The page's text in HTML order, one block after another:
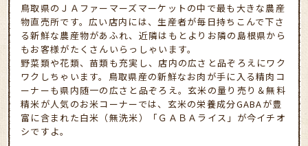
鳥取県のＪＡファーマーズマーケットの中で最も大きな農産
物直売所です。広い店内には、生産者が毎日持ちこんで下さ
る新鮮な農産物があふれ、近隣はもとよりお隣の島根県から
もお客様がたくさんいらっしゃいます。
野菜類や花類、苗類も充実し、店内の広さと品ぞろえにワク
ワクしちゃいます。鳥取県産の新鮮なお肉が手に入る精肉コ
ーナーも県内随一の広さと品ぞろえ。玄米の量り売り＆無料
精米が人気のお米コーナーでは、玄米の栄養成分GABAが豊
富に含まれた白米（無洗米）「ＧＡＢＡライス」が今イチオ
シですよ。